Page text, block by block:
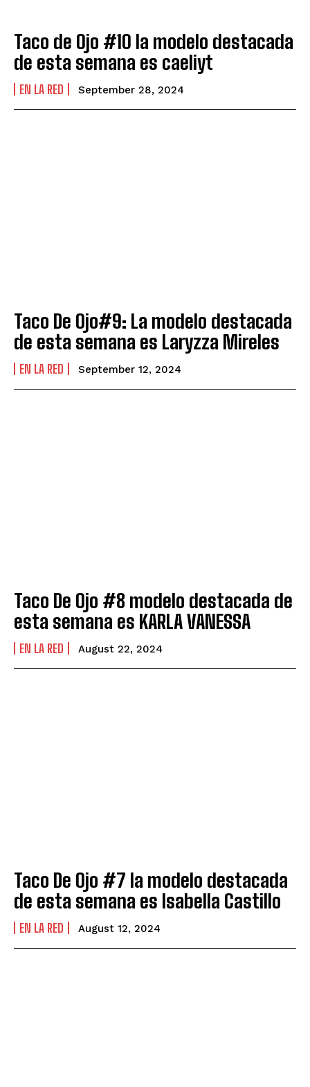
Taco de Ojo #10 la modelo destacada
de esta semana es caeliyt
EN LA RED September 28, 2024
Taco De Ojo#9: La modelo destacada
de esta semana es Laryzza Mireles
EN LA RED September 12, 2024
Taco De Ojo #8 modelo destacada de
esta semana es KARLA VANESSA
EN LA RED August 22, 2024
Taco De Ojo #7 la modelo destacada
de esta semana es Isabella Castillo
EN LA RED August 12, 2024